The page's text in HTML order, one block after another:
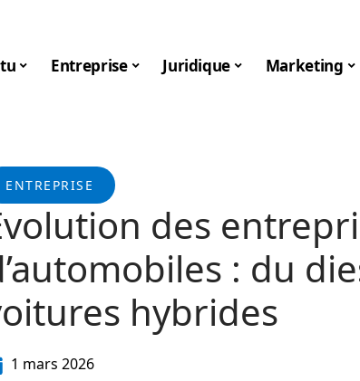
Entreprise Juridique Marketing
ENTREPRISE
des
: du
hybrides
1 mars 2026